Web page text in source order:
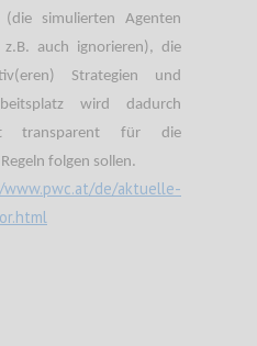
simulierten Agenten
z.B. auch ignorieren), die
Strategien und
wird dadurch
transparent für die
folgen sollen.
de/aktuelle-